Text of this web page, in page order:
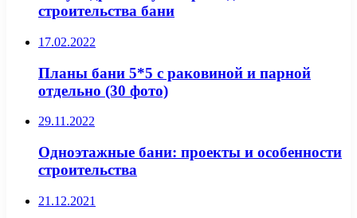
строительства бани
17.02.2022
Планы бани 5*5 с раковиной и парной
отдельно (30 фото)
29.11.2022
Одноэтажные бани: проекты и особенности
строительства
21.12.2021